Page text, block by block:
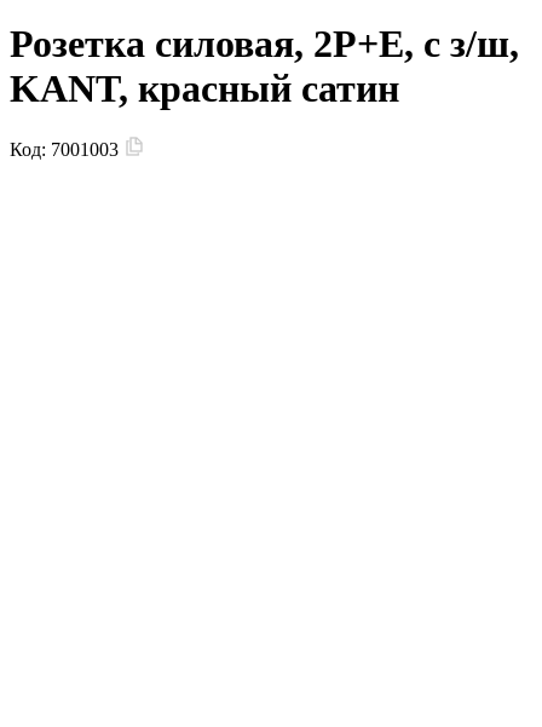
Розетка силовая, 2P+E, с з/ш,
KANT, красный сатин
Код: 7001003